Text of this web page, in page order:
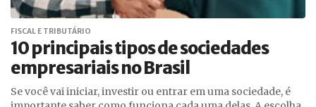
FISCAL E TRIBUTÁRIO
10 principais tipos de sociedades
empresariais no Brasil
Se você vai iniciar, investir ou entrar em uma sociedade, é